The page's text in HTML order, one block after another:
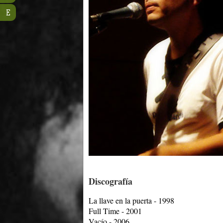
Discografía
La llave en la puerta - 1998
Full Time - 2001
E